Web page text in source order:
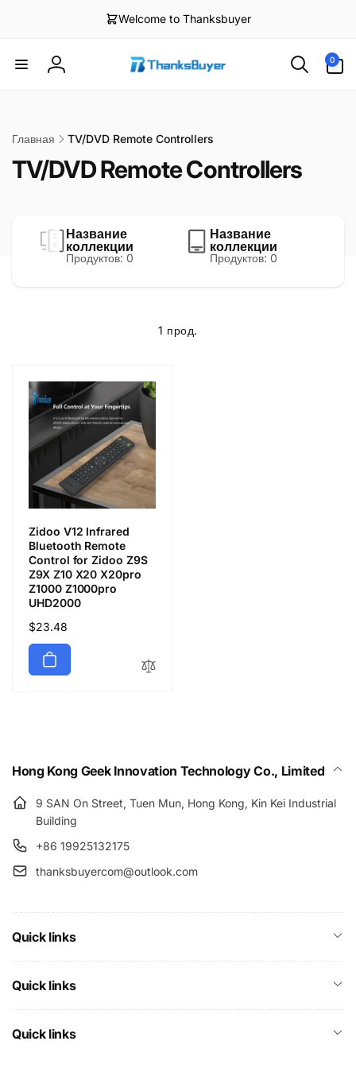
Welcome to Thanksbuyer
Войти
0
Элементов:
Главная TV/DVD Remote Controllers
TV/DVD Remote Controllers
Название
коллекции
Продуктов: 0
Название
коллекции
Продуктов: 0
1 прод.
Zidoo V12 Infrared
Bluetooth Remote
Control for Zidoo Z9S
Z9X Z10 X20 X20pro
Z1000 Z1000pro
UHD2000
Обычная
цена
$23.48
Hong Kong Geek Innovation Technology Co., Limited
9 SAN On Street, Tuen Mun, Hong Kong, Kin Kei Industrial
Building
+86 19925132175
thanksbuyercom@outlook.com
Quick links
Quick links
Quick links